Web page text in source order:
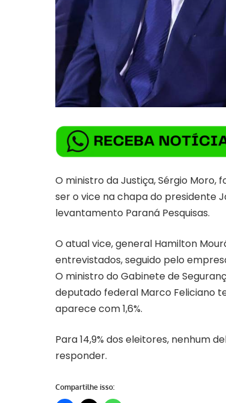
O ministro da Justiça, Sérgio Moro,
ser o vice na chapa do presidente
levantamento Paraná Pesquisas.
O atual vice, general Hamilton
entrevistados, seguido pelo
O ministro do Gabinete de
deputado federal Marco Feliciano
aparece com 1,6%.
Para 14,9% dos eleitores, nenhum
responder.
Compartilhe isso: